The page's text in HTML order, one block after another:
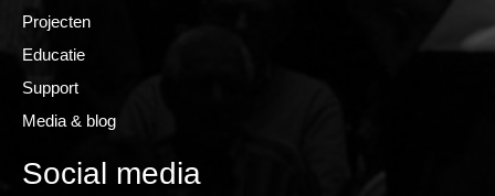
Projecten
Educatie
Support
Media & blog
Social media